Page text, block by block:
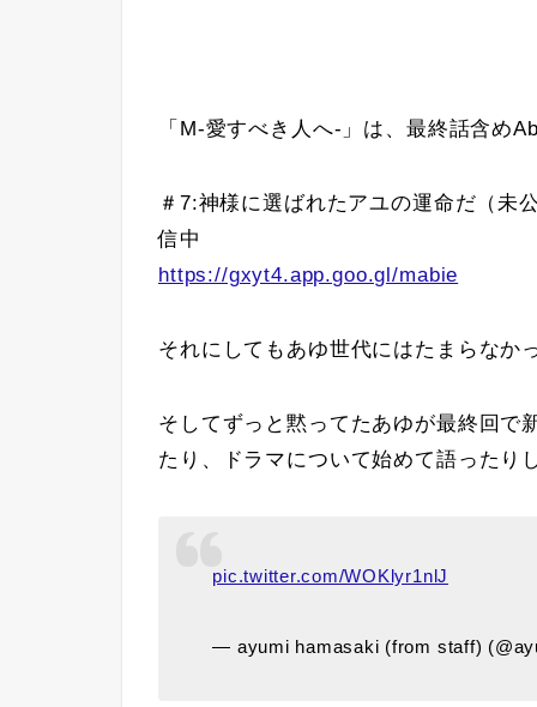
「M-愛すべき人へ-」は、最終話含め
＃7:神様に選ばれたアユの運命だ（未
信中
https://gxyt4.app.goo.gl/mabie
それにしてもあゆ世代にはたまらなか
そしてずっと黙ってたあゆが最終回で
たり、ドラマについて始めて語ったり
pic.twitter.com/WOKlyr1nlJ
— ayumi hamasaki (from staff)